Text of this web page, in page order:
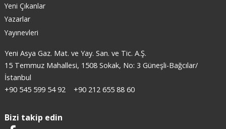
Yeni Çıkanlar
Yazarlar
Yayınevleri
Yeni Asya Gaz. Mat. ve Yay. San. ve Tic. A.Ş.
15 Temmuz Mahallesi, 1508 Sokak, No: 3 Güneşli-Bağcılar/
İstanbul
+90 545 599 54 92
+90 212 655 88 60
Bizi takip edin